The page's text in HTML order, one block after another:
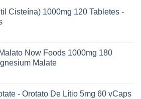
Cisteína) 1000mg 120 Tabletes -
Now Foods 1000mg 180
Malate
- Orotato De Lítio 5mg 60 vCaps